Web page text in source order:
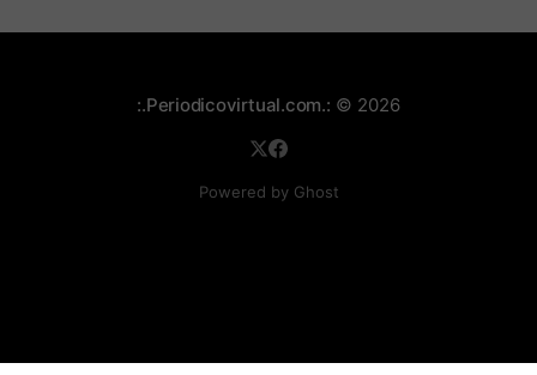
:.Periodicovirtual.com.: © 2026
Powered by Ghost